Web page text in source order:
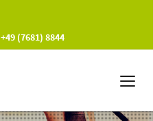
+49 (7681) 8844